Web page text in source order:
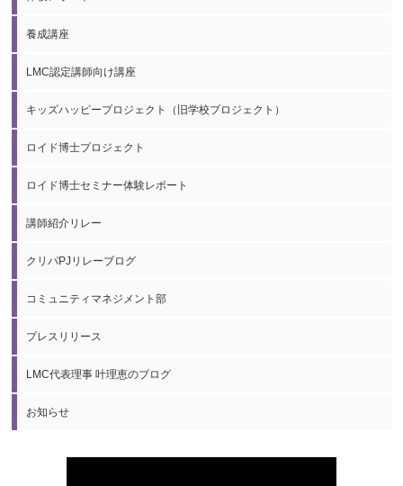
養成講座
LMC認定講師向け講座
キッズハッピープロジェクト（旧学校プロジェクト）
ロイド博士プロジェクト
ロイド博士セミナー体験レポート
講師紹介リレー
クリパPJリレーブログ
コミュニティマネジメント部
プレスリリース
LMC代表理事 叶理恵のブログ
お知らせ